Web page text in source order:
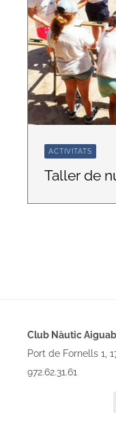
Botiga online
ACTIVITATS
Taller de
Club Nàutic
Port de Fornells 1,
972.62.31.61